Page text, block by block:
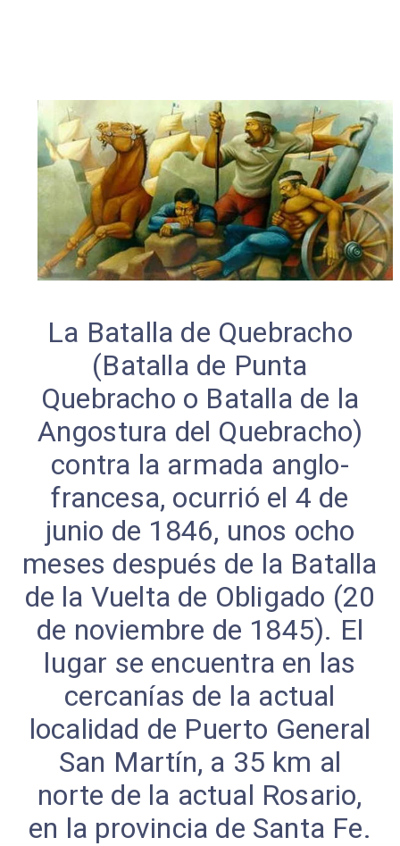
La Batalla de Quebracho
(Batalla de Punta
Quebracho o Batalla de la
Angostura del Quebracho)
contra la armada anglo-
francesa, ocurrió el 4 de
junio de 1846, unos ocho
meses después de la Batalla
de la Vuelta de Obligado (20
de noviembre de 1845). El
lugar se encuentra en las
cercanías de la actual
localidad de Puerto General
San Martín, a 35 km al
norte de la actual Rosario,
en la provincia de Santa Fe.